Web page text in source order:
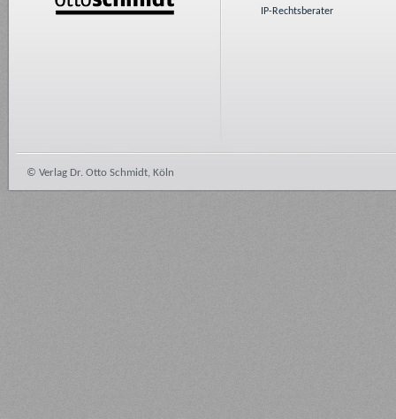
IP-Rechtsberater
© Verlag Dr. Otto Schmidt, Köln